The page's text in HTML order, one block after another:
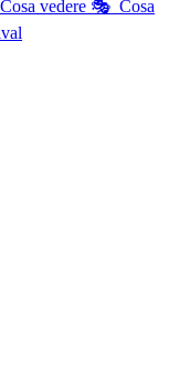
vedere 🎭 Cosa